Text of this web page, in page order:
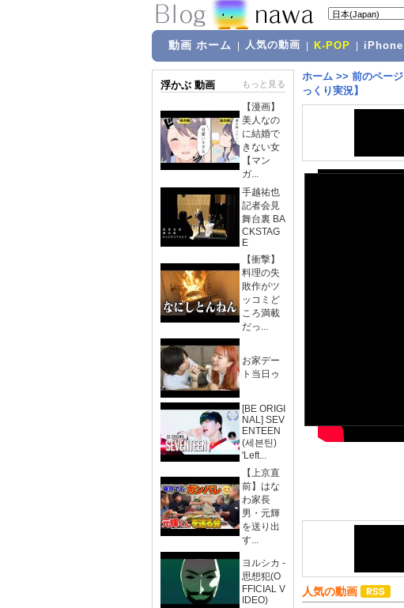
動画 ホーム 人気の動画 K-POP iPhone
浮かぶ 動画 もっと見る
【漫画】
美人なの
に結婚で
きない女
【マン
ガ...
手越祐也
記者会見
舞台裏 BA
CKSTAG
E
【衝撃】
料理の失
敗作がツ
ッコミど
ころ満載
だっ...
お家デー
ト当日ゥ
[BE ORIGI
NAL] SEV
ENTEEN
(세븐틴)
'Left...
【上京直
前】はな
わ家長
男・元輝
を送り出
す...
ヨルシカ -
思想犯(O
FFICIAL V
IDEO)
ホーム >> 前のページ
っくり実況】
人気の動画